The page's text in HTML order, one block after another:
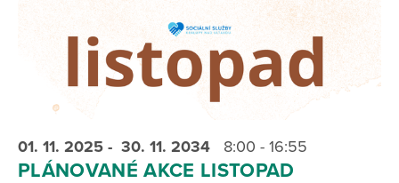
01. 11. 2025 - 30. 11. 2034 8:00 - 16:55
PLÁNOVANÉ AKCE LISTOPAD